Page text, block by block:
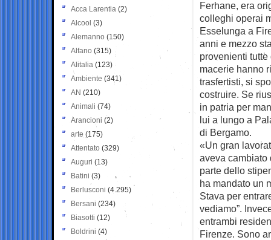
Ferhane, era
colleghi operai
Esselunga a
anni e mezzo
provenienti
macerie hanno
trasfertisti, si
costruire. Se
in patria per
lui a lungo a
di Bergamo.
«Un gran
aveva cambiato
parte dello
ha mandato un
Stava per
vediamo”.
entrambi
Firenze. Sono
Acca Larentia (2)
Alcool (3)
Alemanno (150)
Alfano (315)
Alitalia (123)
Ambiente (341)
AN (210)
Animali (74)
Arancioni (2)
arte (175)
Attentato (329)
Auguri (13)
Batini (3)
Berlusconi (4.295)
Bersani (234)
Biasotti (12)
Boldrini (4)